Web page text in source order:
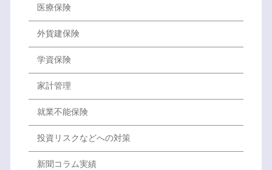
医療保険
外貨建保険
学資保険
家計管理
就業不能保険
投資リスクなどへの対策
新聞コラム実績